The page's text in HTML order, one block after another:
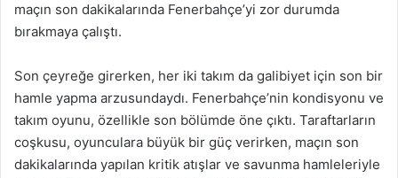
maçın son dakikalarında Fenerbahçe’yi zor durumda
bırakmaya çalıştı.
Son çeyreğe girerken, her iki takım da galibiyet için son bir
hamle yapma arzusundaydı. Fenerbahçe’nin kondisyonu ve
takım oyunu, özellikle son bölümde öne çıktı. Taraftarların
coşkusu, oyunculara büyük bir güç verirken, maçın son
dakikalarında yapılan kritik atışlar ve savunma hamleleriyle